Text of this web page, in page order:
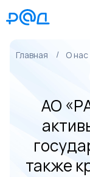
Главная О нас
АО
также